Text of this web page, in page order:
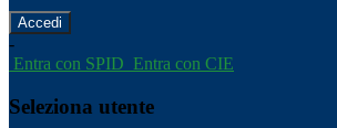
-
Entra con SPID Entra con CIE
Seleziona utente